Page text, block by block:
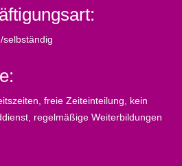
selbständig
freie Zeiteinteilung, kein
regelmäßige Weiterbildungen